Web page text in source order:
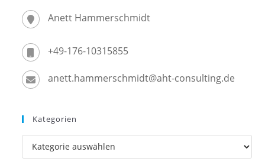
Anett Hammerschmidt
+49-176-10315855
anett.hammerschmidt@aht-consulting.de
Kategorien
Kategorien